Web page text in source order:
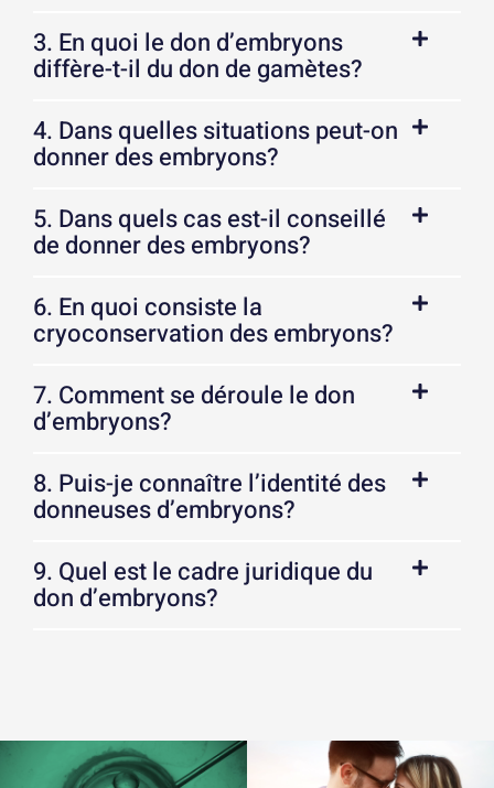
3. En quoi le don d’embryons
diffère-t-il du don de gamètes?
4. Dans quelles situations peut-on
donner des embryons?
5. Dans quels cas est-il conseillé
de donner des embryons?
6. En quoi consiste la
cryoconservation des embryons?
7. Comment se déroule le don
d’embryons?
8. Puis-je connaître l’identité des
donneuses d’embryons?
9. Quel est le cadre juridique du
don d’embryons?